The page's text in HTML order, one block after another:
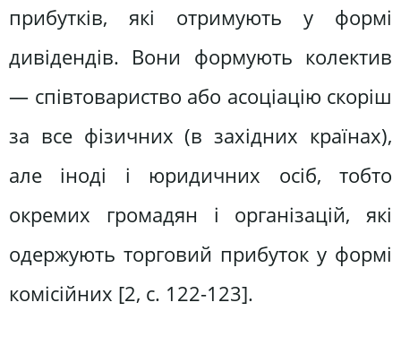
прибутків, які отримують у формі
дивідендів. Вони формують колектив
— співтовариство або асоціацію скоріш
за все фізичних (в західних країнах),
але іноді і юридичних осіб, тобто
окремих громадян і організацій, які
одержують торговий прибуток у формі
комісійних [2, c. 122-123].